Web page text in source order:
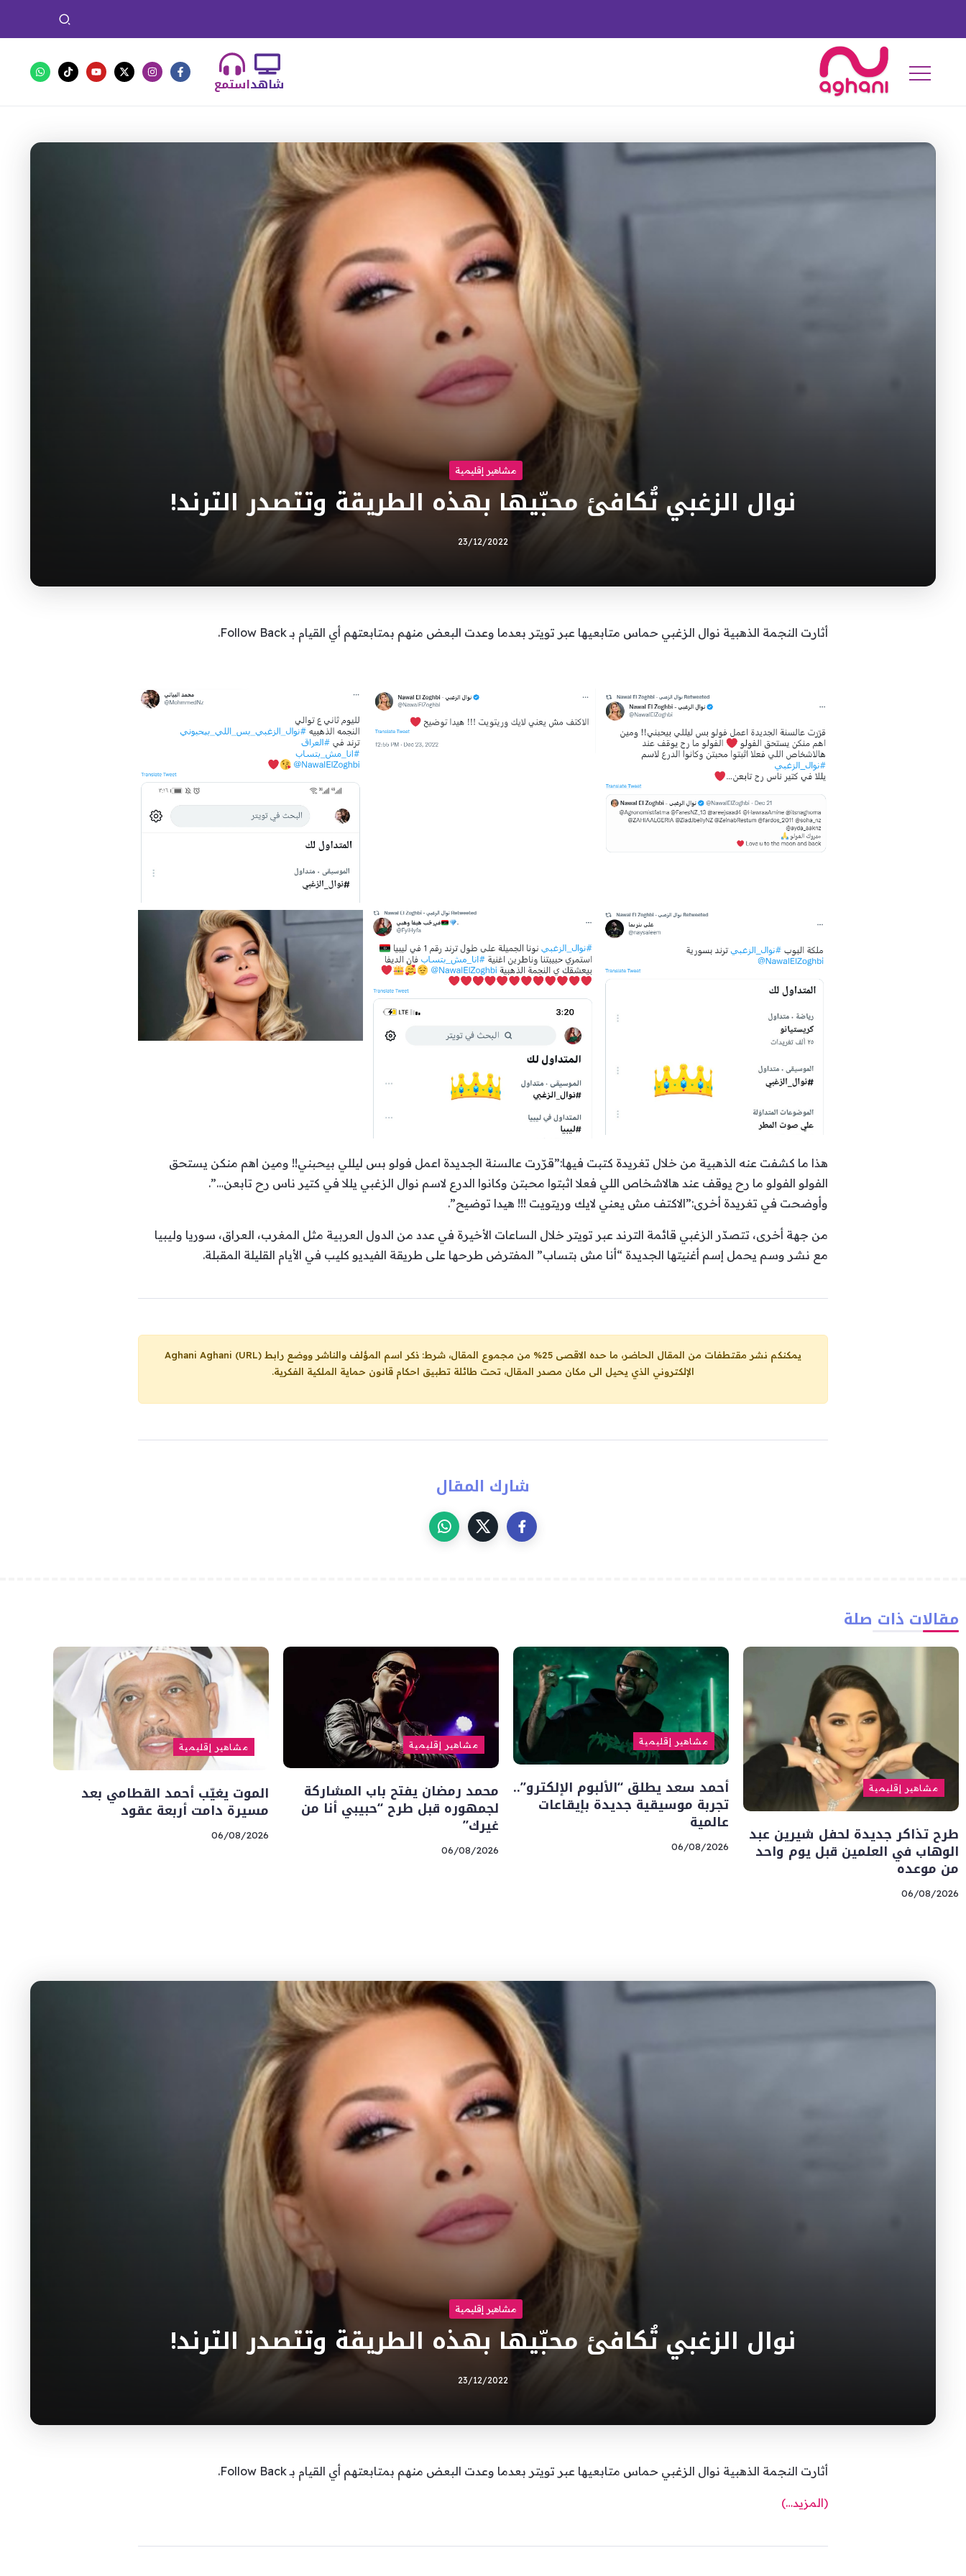
استمعشاهد
مشاهير إقليمية
نوال الزغبي تُكافئ محبّيها بهذه الطريقة وتتصدر الترند!
23/12/2022
أثارت النجمة الذهبية نوال الزغبي حماس متابعيها عبر تويتر بعدما وعدت البعض منهم بمتابعتهم أي القيام بـ Follow Back.
هذا ما كشفت عنه الذهبية من خلال تغريدة كتبت فيها:”قرّرت عالسنة الجديدة اعمل فولو بس ليللي بيحبني!! ومين اهم منكن يستحق
الفولو الفولو ما رح يوقف عند هالاشخاص اللي فعلا اثبتوا محبتن وكانوا الدرع لاسم نوال الزغبي يللا في كتير ناس رح تابعن…”.
وأوضحت في تغريدة أخرى:”الاكتف مش يعني لايك وريتويت !!! هيدا توضيح”.
من جهة أخرى، تتصدّر الزغبي قائمة الترند عبر تويتر خلال الساعات الأخيرة في عدد من الدول العربية مثل المغرب، العراق، سوريا وليبيا
مع نشر وسم يحمل إسم أغنيتها الجديدة “أنا مش بتساب” المفترض طرحها على طريقة الفيديو كليب في الأيام القليلة المقبلة.
يمكنكم نشر مقتطفات من المقال الحاضر، ما حده الاقصى 25% من مجموع المقال، شرط: ذكر اسم المؤلف والناشر ووضع رابط
Aghani Aghani (URL)
الإلكتروني الذي يحيل الى مكان مصدر المقال، تحت طائلة تطبيق احكام قانون حماية الملكية الفكرية.
شارك المقال
مقالات ذات صلة
مشاهير إقليمية
طرح تذاكر جديدة لحفل شيرين عبد
الوهاب في العلمين قبل يوم واحد
من موعده
06/08/2026
مشاهير إقليمية
أحمد سعد يطلق “الألبوم الإلكترو”..
تجربة موسيقية جديدة بإيقاعات
عالمية
06/08/2026
مشاهير إقليمية
محمد رمضان يفتح باب المشاركة
لجمهوره قبل طرح “حبيبي أنا من
غيرك”
06/08/2026
مشاهير إقليمية
الموت يغيّب أحمد القطامي بعد
مسيرة دامت أربعة عقود
06/08/2026
مشاهير إقليمية
نوال الزغبي تُكافئ محبّيها بهذه الطريقة وتتصدر الترند!
23/12/2022
أثارت النجمة الذهبية نوال الزغبي حماس متابعيها عبر تويتر بعدما وعدت البعض منهم بمتابعتهم أي القيام بـ Follow Back.
(المزيد…)